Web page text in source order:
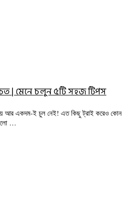
| মেনে চলুন ৫টি সহজ টিপস
আর একদম-ই চুল নেই! এত কিছু ট্রাই করেও কোন
…